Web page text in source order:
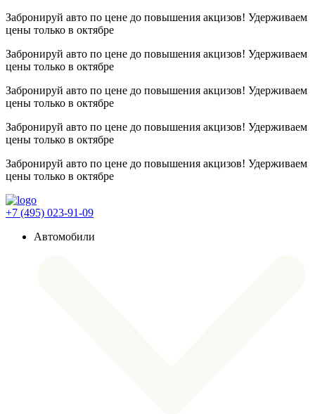
Забронируй авто по цене до повышения акцизов! Удерживаем
цены только в октябре
Забронируй авто по цене до повышения акцизов! Удерживаем
цены только в октябре
Забронируй авто по цене до повышения акцизов! Удерживаем
цены только в октябре
Забронируй авто по цене до повышения акцизов! Удерживаем
цены только в октябре
Забронируй авто по цене до повышения акцизов! Удерживаем
цены только в октябре
+7 (495) 023-91-09
Автомобили